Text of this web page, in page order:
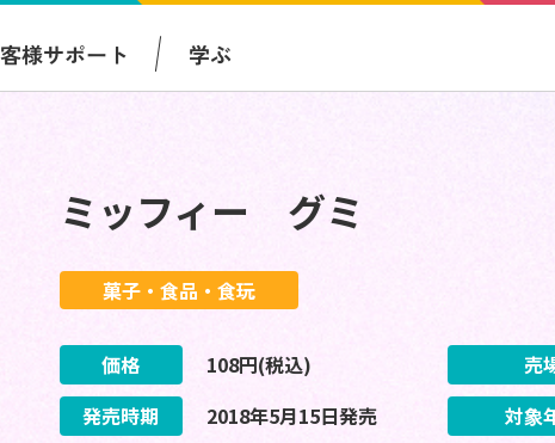
様サポート 学ぶ
ミッフィー グミ
菓子・食品・食玩
価格 108円(税込) 売
発売時期
2018年5月15日発売 対象